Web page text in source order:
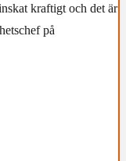
kraftigt och det är
på